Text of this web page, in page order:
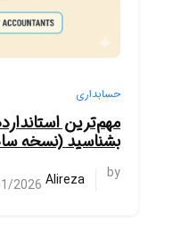
حسابداری
مهم‌ترین
بشناسید (نسخه
by
Alireza
2026